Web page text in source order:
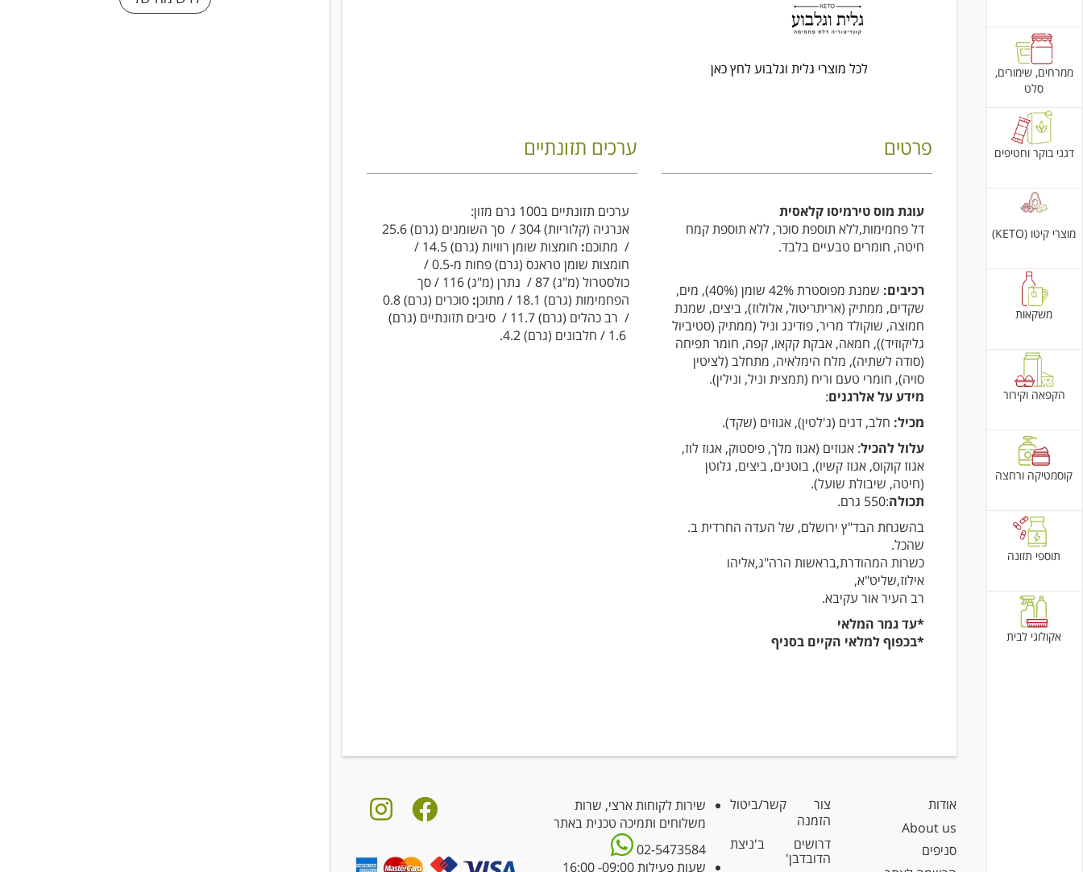
ממרחים, שימורים,
סלט
דגני בוקר וחטיפים
מוצרי קיטו (KETO)
משקאות
הקפאה וקירור
קוסמטיקה ורחצה
תוספי תזונה
אקולוגי לבית
לכל מוצרי גלית וגלבוע לחץ כאן
פרטים
עוגת מוס טירמיסו קלאסית
דל פחמימות,ללא תוספת סוכר, ללא תוספת קמח
חיטה, חומרים טבעיים בלבד.
רכיבים:
שמנת מפוסטרת 42% שומן (40%), מים,
שקדים, ממתיק (אריתריטול, אלולוז), ביצים, שמנת
חמוצה, שוקולד מריר, פודינג וניל (ממתיק (סטיביול
גליקוזיד)), חמאה, אבקת קקאו, קפה, חומר תפיחה
(סודה לשתיה), מלח הימלאיה, מתחלב (לציטין
סויה), חומרי טעם וריח (תמצית וניל, ונילין).
מידע על אלרגנים:
מכיל: חלב, דגים (ג'לטין), אגוזים (שקד).
עלול להכיל: אגוזים (אגוז מלך, פיסטוק, אגוז לוז,
אגוז קוקוס, אגוז קשיו), בוטנים, ביצים, גלוטן
(חיטה, שיבולת שועל).
תכולה:550 גרם.
בהשגחת הבד"ץ ירושלם, של העדה החרדית ב.
שהכל.
כשרות המהודרת,בראשות הרה"ג,אליהו
אילוז,שליט"א,
רב העיר אור עקיבא.
*עד גמר המלאי
*בכפוף למלאי הקיים בסניף
ערכים תזונתיים
ערכים תזונתיים ב100 גרם מזון:
אנרגיה (קלוריות)304 / סך השומנים (גרם)
25.6
/ מתוכם: חומצות שומן רוויות (גרם)
14.5 /
חומצות שומן טראנס (גרם)
פחות מ-0.5 /
כולסטרול (מ"ג)87 / נתרן (מ"ג)
116 / סך
הפחמימות (גרם) 18.1 / מתוכן : סוכרים (גרם)0.8
/ רב כהלים (גרם)11.7 / סיבים תזונתיים (גרם)
1.6 / חלבונים (גרם)
4.2.
אודות
About us
סניפים
צור קשר/ביטול
הזמנה
דרושים ב'ניצת
הדובדבן'
שירות לקוחות ארצי, שרות
משלוחים ותמיכה טכנית באתר
02-5473584
שעות פעילות 09:00- 16:00